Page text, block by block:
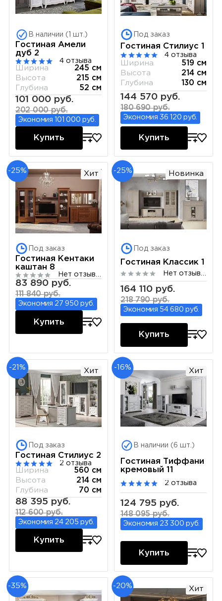
В наличии (1 шт.)
Гостиная Амели
дуб 2
4 отзыва
Ширина
245 см
Высота
215 см
Глубина
52 см
101 000 руб.
202 000 руб.
Экономия 101 000 руб.
Купить
Под заказ
Гостиная Стилиус 1
4 отзыва
Ширина
519 см
Высота
214 см
Глубина
130 см
144 570 руб.
180 690 руб.
Экономия 36 120 руб.
Купить
-25% Хит
Под заказ
Гостиная Кентаки
каштан 8
Нет отзывов
83 890 руб.
111 840 руб.
Экономия 27 950 руб.
Купить
-25% Новинка
Под заказ
Гостиная Классик 1
164 110 руб.
218 790 руб.
Экономия 54 680 руб.
Купить
-21% Хит
Под заказ
Гостиная Стилиус 2
2 отзыва
Ширина
560 см
Высота
214 см
Глубина
70 см
88 395 руб.
112 600 руб.
Экономия 24 205 руб.
Купить
-16% Хит
В наличии (6 шт.)
Гостиная Тиффани
кремовый 11
2 отзыва
124 795 руб.
148 095 руб.
Экономия 23 300 руб.
Купить
-35% -20% Хит